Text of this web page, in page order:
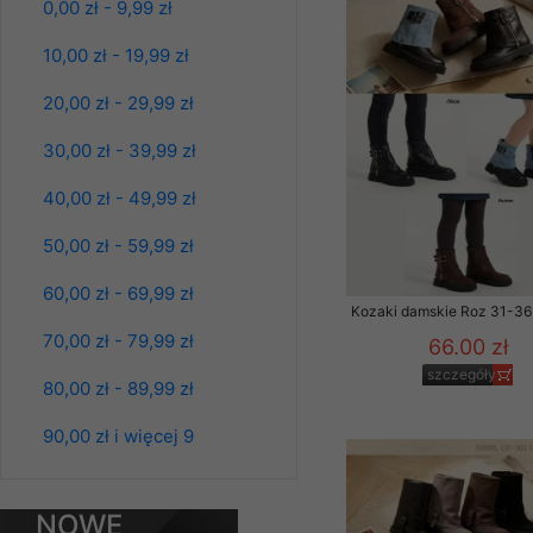
0,00 zł - 9,99 zł
10,00 zł - 19,99 zł
20,00 zł - 29,99 zł
30,00 zł - 39,99 zł
40,00 zł - 49,99 zł
50,00 zł - 59,99 zł
60,00 zł - 69,99 zł
70,00 zł - 79,99 zł
80,00 zł - 89,99 zł
90,00 zł i więcej 9
NOWE
jeansy Roz 25-30, 1
61.00 zł
jeansy Roz 25-30, 1
Kozaki damskie Roz 31-
66.00 zł
szczegóły
Klientów
ochronie danych
serwerach
pracownicy Sklepu.
Każdy Klient, który
ich weryfikacji,
Sklep nie
chyba że dzieje się
prawa organów
Nasz Sklep
jego indywidualnych
opcję przyjmowania
• sesji
• ostatnio